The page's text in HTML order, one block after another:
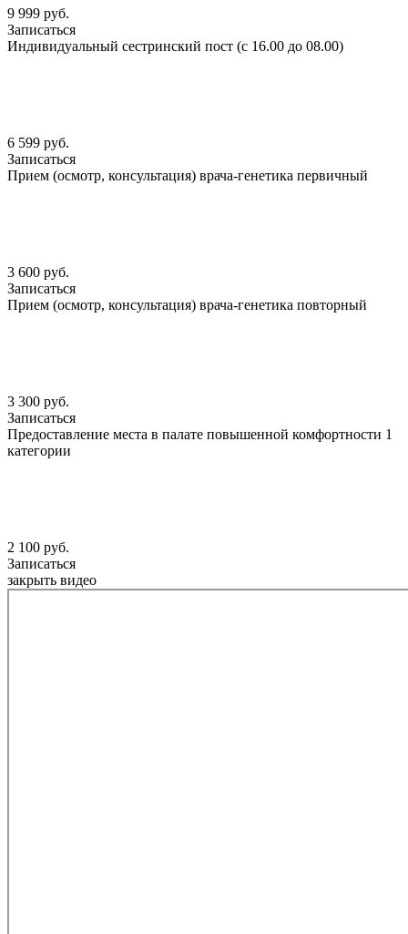
9 999 руб.
Записаться
Индивидуальный сестринский пост (с 16.00 до 08.00)
6 599 руб.
Записаться
Прием (осмотр, консультация) врача-генетика первичный
3 600 руб.
Записаться
Прием (осмотр, консультация) врача-генетика повторный
3 300 руб.
Записаться
Предоставление места в палате повышенной комфортности 1
категории
2 100 руб.
Записаться
закрыть видео